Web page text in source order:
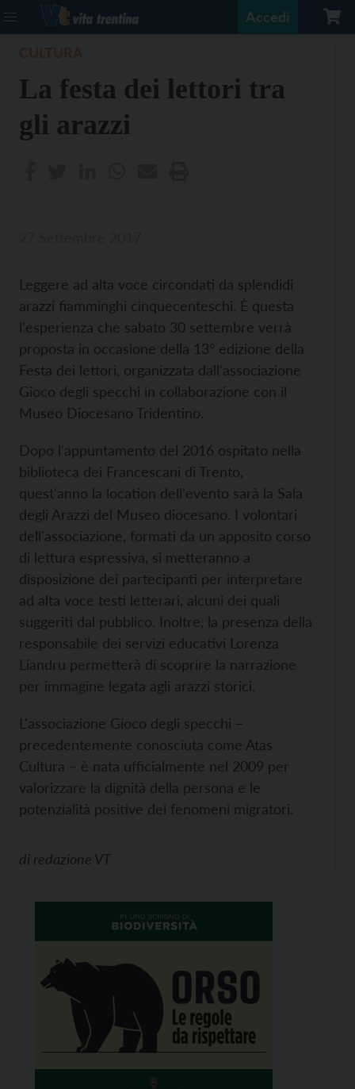
Accedi
La festa dei lettori tra
gli arazzi
Leggere ad alta voce circondati da splendidi
arazzi fiamminghi cinquecenteschi. È questa
l'esperienza che sabato 30 settembre verrà
proposta in occasione della 13° edizione della
Festa dei lettori, organizzata dall'associazione
Gioco degli specchi in collaborazione con il
Museo Diocesano Tridentino.
Dopo l'appuntamento del 2016 ospitato nella
biblioteca dei Francescani di Trento,
quest'anno la location dell'evento sarà la Sala
degli Arazzi del Museo diocesano. I volontari
dell'associazione, formati da un apposito corso
di lettura espressiva, si metteranno a
disposizione dei partecipanti per interpretare
ad alta voce testi letterari, alcuni dei quali
suggeriti dal pubblico. Inoltre, la presenza della
responsabile dei servizi educativi Lorenza
Liandru permetterà di scoprire la narrazione
per immagine legata agli arazzi storici.
L'associazione Gioco degli specchi –
precedentemente conosciuta come Atas
Cultura – è nata ufficialmente nel 2009 per
valorizzare la dignità della persona e le
potenzialità positive dei fenomeni migratori.
di redazione VT